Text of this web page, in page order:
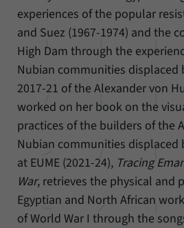
experiences of the popular
and Suez (1967-1974) and the
High Dam through the
Nubian communities displaced
2017-21 of the Alexander von
worked on her book on the
practices of the builders of the
Nubian communities
at EUME (2021-24), Tracing
War, retrieves the physical and
Egyptian and North African
of World War I through the
Einstellungen, falls der Webseiten-Betreiber
eingestellt hat.
_pk_ref
6 Monate
Mit diesem Cookie können wir speichern, von
durch eine Verlinkung auf unsere
weitergeleitet wurden.
Matomo